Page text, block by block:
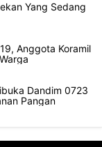
Yang Sedang
Anggota Koramil
Dandim 0723
Pangan